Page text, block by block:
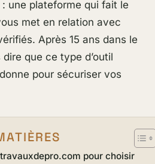
une plateforme qui fait le
met en relation avec
Après 15 ans dans le
que ce type d’outil
pour sécuriser vos
pour choisir